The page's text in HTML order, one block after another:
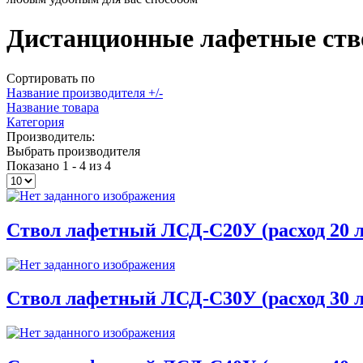
Дистанционные лафетные
Сортировать по
Название производителя +/-
Название товара
Категория
Производитель:
Выбрать производителя
Показано 1 - 4 из 4
Ствол лафетный ЛСД-С20У (расход 20
Ствол лафетный ЛСД-С30У (расход 30